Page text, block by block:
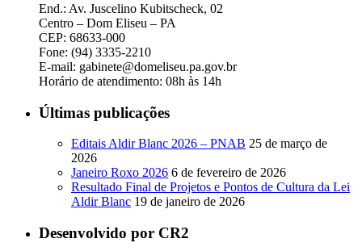
End.: Av. Juscelino Kubitscheck, 02
Centro – Dom Eliseu – PA
CEP: 68633-000
Fone: (94) 3335-2210
E-mail: gabinete@domeliseu.pa.gov.br
Horário de atendimento: 08h às 14h
Últimas publicações
Editais Aldir Blanc 2026 – PNAB 25 de março de
2026
Janeiro Roxo 2026 6 de fevereiro de 2026
Resultado Final de Projetos e Pontos de Cultura da Lei
Aldir Blanc 19 de janeiro de 2026
Desenvolvido por CR2